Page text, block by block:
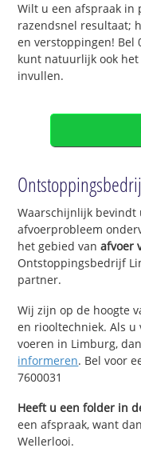
Wilt u een afspraak in
razendsnel resultaat;
en verstoppingen! Bel
kunt natuurlijk ook
invullen.
Waarschijnlijk bevindt
afvoerprobleem
het gebied vanafvoer
Ontstoppingsbedrijf
partner.
Wij zijn op de hoogte
en riooltechniek. Als
voeren in Limburg,
informeren. Bel voor
7600031
Heeft u een folder in
een afspraak, want
Wellerlooi.